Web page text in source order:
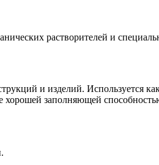
растворителей и
и изделий. Используется
заполняющей